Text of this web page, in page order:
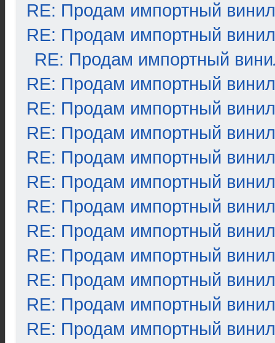
RE: Продам импортный винил
RE: Продам импортный винил
RE: Продам импортный
RE: Продам импортный винил
RE: Продам импортный винил
RE: Продам импортный винил
RE: Продам импортный винил
RE: Продам импортный винил
RE: Продам импортный винил
RE: Продам импортный винил
RE: Продам импортный винил
RE: Продам импортный винил
RE: Продам импортный винил
RE: Продам импортный винил